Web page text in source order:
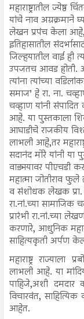
महाराष्ट्रातील
यांचे नाव अग्रक्रमाने
लेखन प्रपंच केला
इतिहासातील
जिल्हयातील वाई ही
उपजतच आवड होती.
त्यांना त्यांच्या
समाज’ हे रा. ना.
चव्हाण यांनी
आहे. या पुस्तकाला
आघाडीचे राजकीय
लाभली आहे,तर
सदानंद मोरे यांनी या
वाड्मयावर पीएचडी
महात्मा जोतीराव
व संशोधक लेखक प्रा.
रा.नां.च्या
प्रारंभी रा.नां.च्या
करणारे, आधुनिक
साहित्यकृती अर्पण
महाराष्ट्र राज्याला
लाभली आहे. या
पाहिजे,अशी दमदार
विचारवंत,
आहेत.